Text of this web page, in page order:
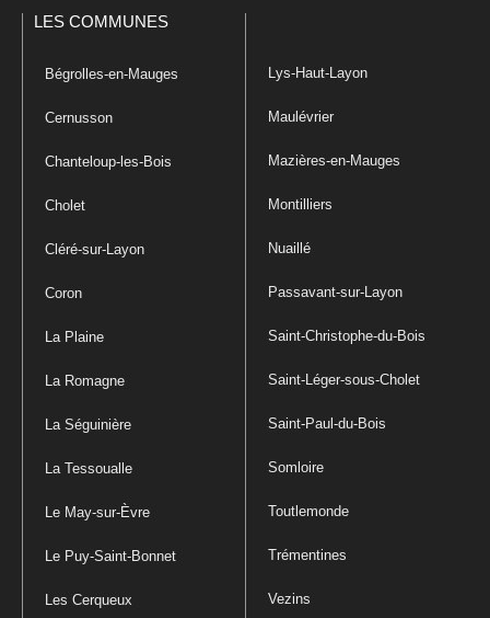
LES COMMUNES
Bégrolles-en-Mauges
Cernusson
Chanteloup-les-Bois
Cholet
Cléré-sur-Layon
Coron
La Plaine
La Romagne
La Séguinière
La Tessoualle
Le May-sur-Èvre
Le Puy-Saint-Bonnet
Les Cerqueux
Lys-Haut-Layon
Maulévrier
Mazières-en-Mauges
Montilliers
Nuaillé
Passavant-sur-Layon
Saint-Christophe-du-Bois
Saint-Léger-sous-Cholet
Saint-Paul-du-Bois
Somloire
Toutlemonde
Trémentines
Vezins